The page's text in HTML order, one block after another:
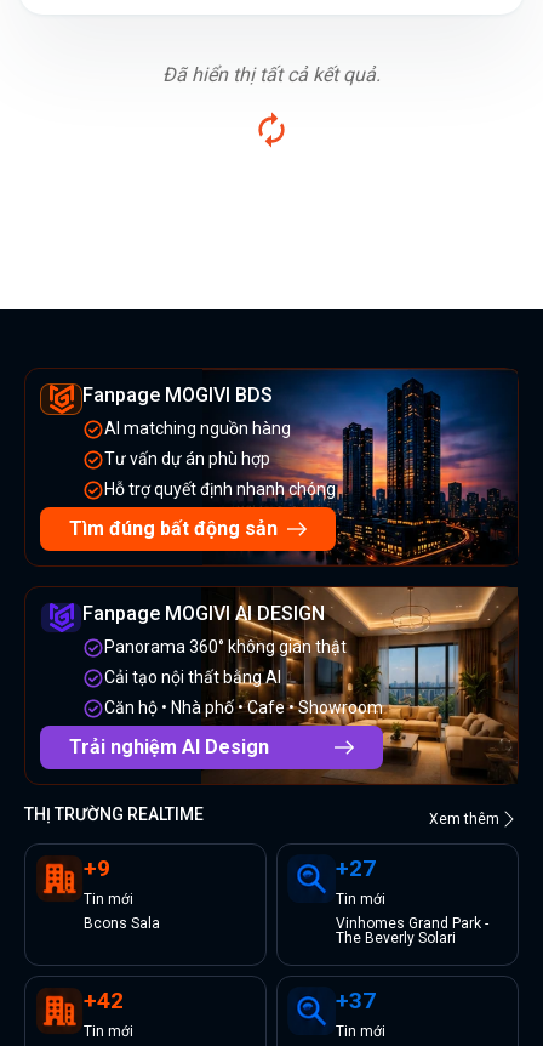
Đã hiển thị tất cả kết quả.
Fanpage MOGIVI BDS
AI matching nguồn hàng
Tư vấn dự án phù hợp
Hỗ trợ quyết định nhanh chóng
Tìm đúng bất động sản
Fanpage MOGIVI AI DESIGN
Panorama 360° không gian thật
Cải tạo nội thất bằng AI
Căn hộ • Nhà phố • Cafe • Showroom
Trải nghiệm AI Design
THỊ TRƯỜNG REALTIME Xem thêm
+9
Tin mới
Bcons Sala
+27
Tin mới
Vinhomes Grand Park -
The Beverly Solari
+42
Tin mới
+37
Tin mới